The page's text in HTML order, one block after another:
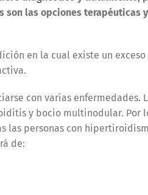
son las opciones terapéuticas
en la cual existe un
con varias enfermedades.
y bocio multinodular. Por
las personas con
de: